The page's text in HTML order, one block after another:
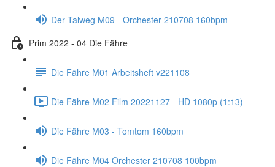
Der Talweg M09 - Orchester 210708 160bpm
Prim 2022 - 04 Die Fähre
Die Fähre M01 Arbeitsheft v221108
Die Fähre M02 Film 20221127 - HD 1080p (1:13)
Die Fähre M03 - Tomtom 160bpm
Die Fähre M04 Orchester 210708 100bpm